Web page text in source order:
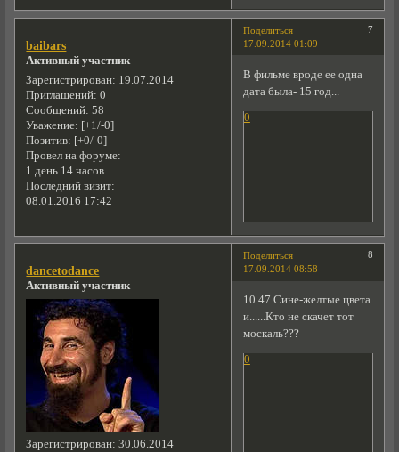
Поделиться
7
17.09.2014 01:09
baibars
Активный участник
Зарегистрирован: 19.07.2014
Приглашений: 0
Сообщений: 58
Уважение: [+1/-0]
Позитив: [+0/-0]
Провел на форуме:
1 день 14 часов
Последний визит:
08.01.2016 17:42
В фильме вроде ее одна
дата была- 15 год...
0
Поделиться
8
17.09.2014 08:58
dancetodance
Активный участник
Зарегистрирован: 30.06.2014
10.47 Сине-желтые цвета
и......Кто не скачет тот
москаль???
0